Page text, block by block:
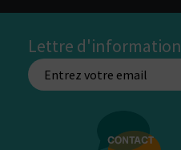
Lettre d'information